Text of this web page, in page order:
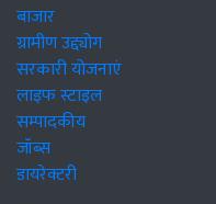
बाजार
ग्रामीण उद्द्योग
सरकारी योजनाएं
लाइफ स्टाइल
सम्पादकीय
जॉब्स
डायरेक्टरी